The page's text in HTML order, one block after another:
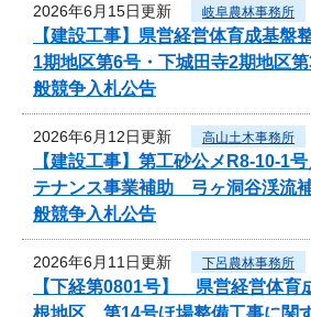
2026年6月15日更新 岐阜農林事務所
【建設工事】県営経営体育成基
1期地区第6号・下城田寺2期地区
般競争入札公告
2026年6月12日更新 高山土木事務所
【建設工事】第工砂公メR8-10-1
テナンス事業補助 弓ヶ洞谷渓流
般競争入札公告
2026年6月11日更新 下呂農林事務所
【下経第0801号】 県営経営体
根地区 第14号ほ場整備工事に関